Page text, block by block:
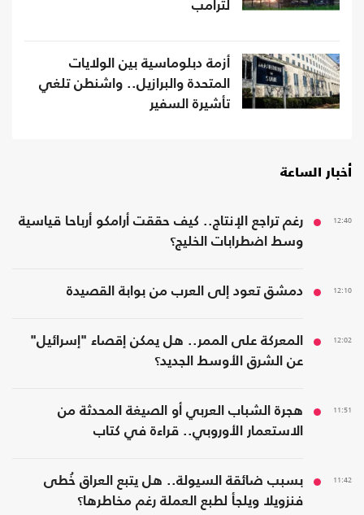
لترامب
أزمة دبلوماسية بين الولايات
المتحدة والبرازيل.. واشنطن تلغي
تأشيرة السفير
أخبار الساعة
12:40
رغم تراجع الإنتاج.. كيف حققت أرامكو أرباحا قياسية
وسط اضطرابات الخليج؟
12:10 دمشق تعود إلى العرب من بوابة القصيدة
12:02
المعركة على الممر.. هل يمكن إقصاء "إسرائيل"
عن الشرق الأوسط الجديد؟
11:51
هجرة الشباب العربي أو الصيغة المحدثة من
الاستعمار الأوروبي.. قراءة في كتاب
11:42
بسبب ضائقة السيولة.. هل يتبع العراق خُطى
فنزويلا ويلجأ لطبع العملة رغم مخاطرها؟